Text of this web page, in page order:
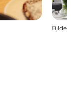
Bilde: